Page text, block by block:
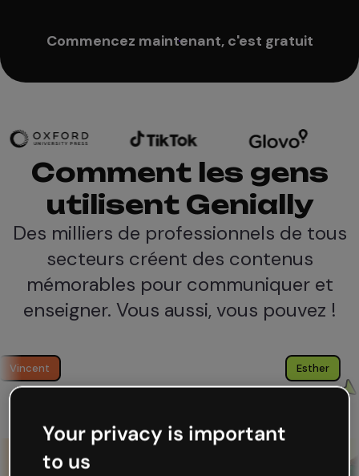
Commencez maintenant, c'est gratuit
Comment les gens
utilisent Genially
Des milliers de professionnels de tous
secteurs créent des contenus
mémorables pour communiquer et
enseigner. Vous aussi, vous pouvez !
Your privacy is important
to us